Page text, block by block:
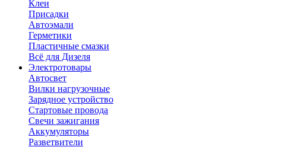
Клеи
Присадки
Автоэмали
Герметики
Пластичные смазки
Всё для Дизеля
Электротовары
Автосвет
Вилки нагрузочные
Зарядное устройство
Стартовые провода
Свечи зажигания
Аккумуляторы
Разветвители